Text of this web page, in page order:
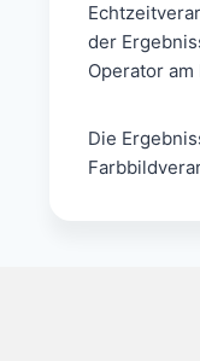
der
Operator
Die